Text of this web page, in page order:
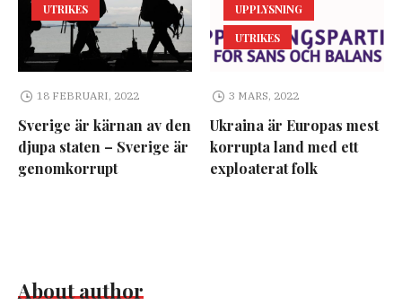
UTRIKES
18 FEBRUARI, 2022
Sverige är kärnan av den
djupa staten – Sverige är
genomkorrupt
UPPLYSNING
UTRIKES
3 MARS, 2022
Ukraina är Europas mest
korrupta land med ett
exploaterat folk
About author